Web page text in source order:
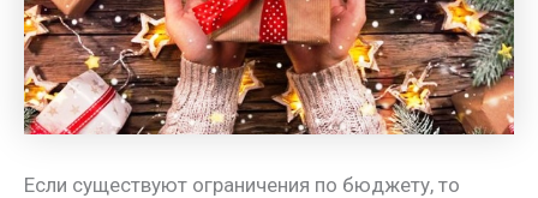
Если существуют ограничения по бюджету, то